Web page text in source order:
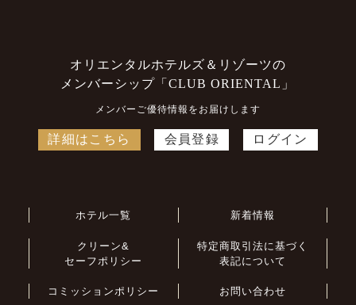
オリエンタルホテルズ＆リゾーツの
メンバーシップ「CLUB ORIENTAL」
メンバーご優待情報をお届けします
詳細はこちら 会員登録 ログイン
ホテル一覧 新着情報
クリーン&
セーフポリシー
特定商取引法に基づく
表記について
コミッションポリシー お問い合わせ